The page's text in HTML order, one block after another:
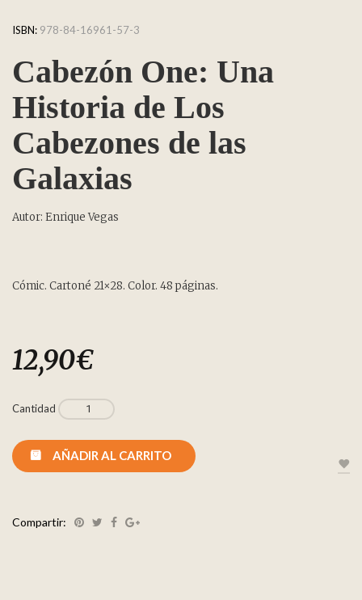
ISBN: 978-84-16961-57-3
Cabezón One: Una
Historia de Los
Cabezones de las
Galaxias
Autor: Enrique Vegas
Cómic. Cartoné 21×28. Color. 48 páginas.
12,90€
Cantidad
AÑADIR AL CARRITO
Compartir: